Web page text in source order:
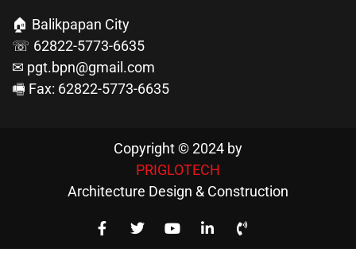
🏠 Balikpapan City
☏ 62822-5773-6635
✉ pgt.bpn@gmail.com
🖷 Fax: 62822-5773-6635
Copyright © 2024 by
PRIGLOTECH
Architecture Design & Construction